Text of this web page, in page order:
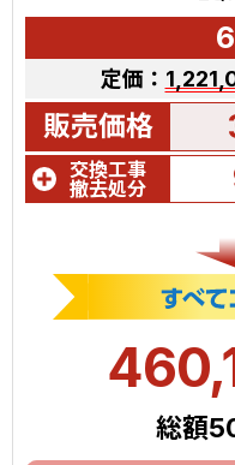
定価：
販売価格
交換工事
撤去処分
総額